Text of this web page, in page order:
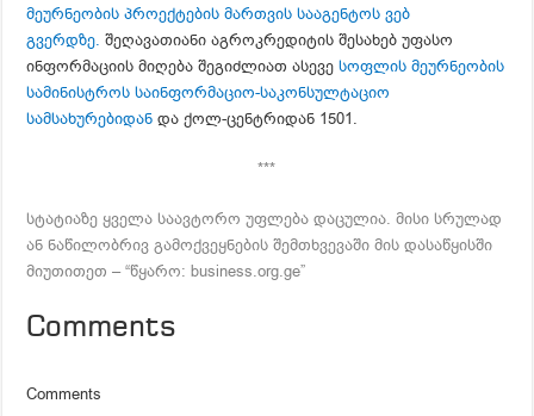
მეურნეობის პროექტების მართვის სააგენტოს ვებ
გვერდზე. შეღავათიანი აგროკრედიტის შესახებ უფასო
ინფორმაციის მიღება შეგიძლიათ ასევესოფლის მეურნეობის
სამინისტროს საინფორმაციო-საკონსულტაციო
სამსახურებიდან და ქოლ-ცენტრიდან 1501.
***
სტატიაზე ყველა საავტორო უფლება დაცულია. მისი სრულად
ან ნაწილობრივ გამოქვეყნების შემთხვევაში მის დასაწყისში
მიუთითეთ – “წყარო: business.org.ge”
Comments
Comments